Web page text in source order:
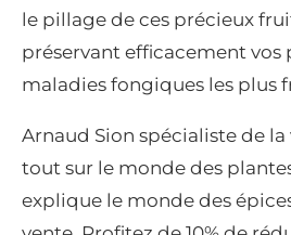
le pillage de ces précieux
préservant efficacement vos
maladies fongiques les plus
Arnaud Sion spécialiste de
tout sur le monde des
explique le monde des